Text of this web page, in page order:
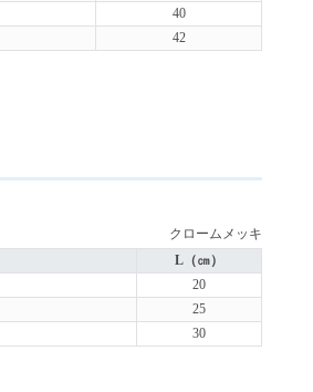
40
42
クロームメッキ
L（㎝）
20
25
30